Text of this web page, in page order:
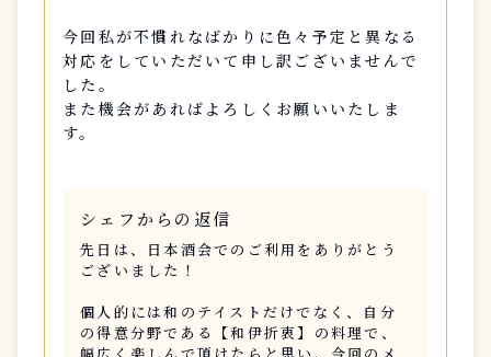
今回私が不慣れなばかりに色々予定と異なる
対応をしていただいて申し訳ございませんで
した。
また機会があればよろしくお願いいたしま
す。
シェフからの返信
先日は、日本酒会でのご利用をありがとう
ございました！
個人的には和のテイストだけでなく、自分
の得意分野である【和伊折衷】の料理で、
幅広く楽しんで頂けたらと思い、今回のメ